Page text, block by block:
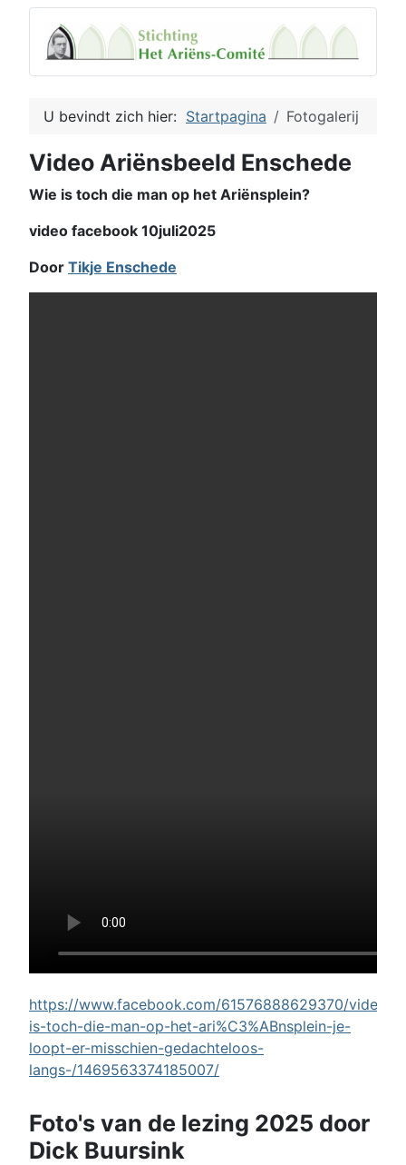
U bevindt zich hier: Startpagina Fotogalerij
Video Ariënsbeeld Enschede
Wie is toch die man op het Ariënsplein?
video facebook 10juli2025
Door Tikje Enschede
https://www.facebook.com/61576888629370/videos/
is-toch-die-man-op-het-ari%C3%ABnsplein-je-
loopt-er-misschien-gedachteloos-
langs-/1469563374185007/
Foto's van de lezing 2025 door
Dick Buursink